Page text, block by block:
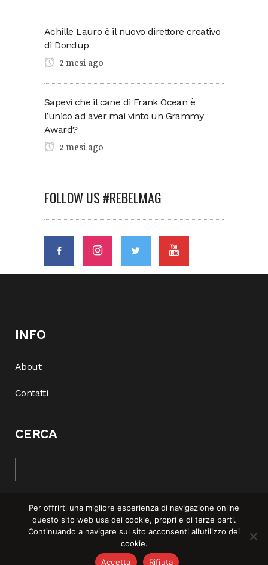
Achille Lauro è il nuovo direttore creativo
di Dondup
2 mesi ago
Sapevi che il cane di Frank Ocean è
l’unico ad aver mai vinto un Grammy
Award?
2 mesi ago
FOLLOW US #REBELMAG
INFO
About
Contatti
CERCA
© COPYRIGHT 2025 | REBEL MAG —
Per offrirti una migliore esperienza di navigazione online
questo sito web usa dei cookie, propri e di terze parti.
Continuando a navigare sul sito acconsenti all’utilizzo dei
cookie.
Accetta
Rifiuta